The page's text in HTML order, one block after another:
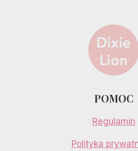
POMOC
Regulamin
Polityka